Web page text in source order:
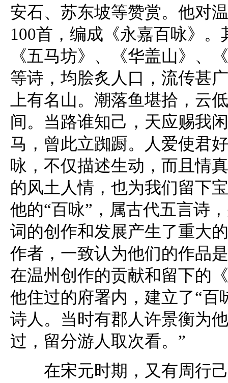
安石、苏东坡等赞赏。他对
100首，编成《永嘉百咏》
《五马坊》、《华盖山》、
等诗，均脍炙人口，流传甚
上有名山。潮落鱼堪拾，云
间。当路谁知己，天应赐我
马，曾此立踟蹰。人爱使君
咏，不仅描述生动，而且情
的风土人情，也为我们留下
他的“百咏”，属古代五言诗
词的创作和发展产生了重大
作者，一致认为他们的作品
在温州创作的贡献和留下的
他住过的府署内，建立了“百
诗人。当时有郡人许景衡为
过，留分游人取次看。”
在宋元时期，又有周行己